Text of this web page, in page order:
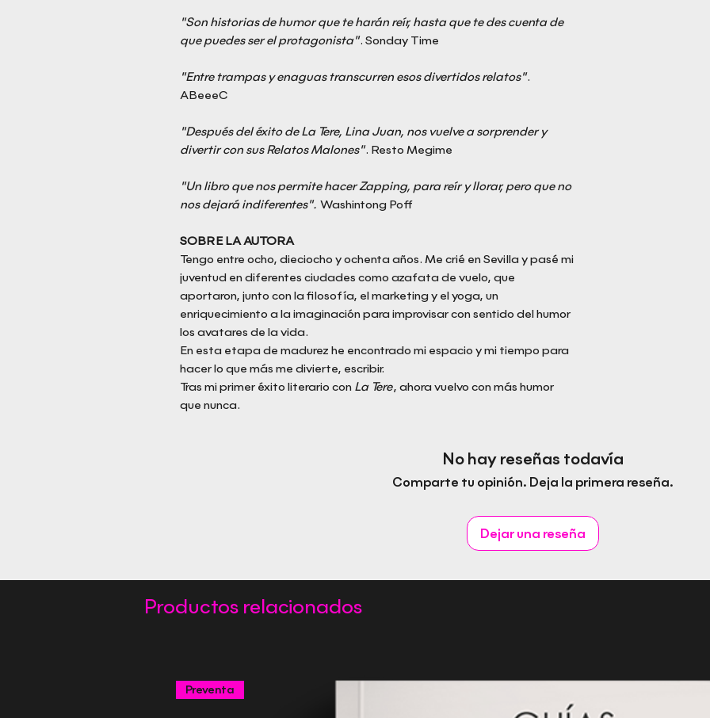
"Son historias de humor que te harán reír, hasta que te des cuenta de
que puedes ser el protagonista". Sonday Time
"Entre trampas y enaguas transcurren esos divertidos relatos".
ABeeeC
"Después del éxito de La Tere, Lina Juan, nos vuelve a sorprender y
divertir con sus Relatos Malones". Resto Megime
"Un libro que nos permite hacer Zapping, para reír y llorar, pero que no
nos dejará indiferentes". Washintong Poff
SOBRE LA AUTORA
Tengo entre ocho, dieciocho y ochenta años. Me crié en Sevilla y pasé mi
juventud en diferentes ciudades como azafata de vuelo, que
aportaron, junto con la filosofía, el marketing y el yoga, un
enriquecimiento a la imaginación para improvisar con sentido del humor
los avatares de la vida.
En esta etapa de madurez he encontrado mi espacio y mi tiempo para
hacer lo que más me divierte, escribir.
Tras mi primer éxito literario con La Tere, ahora vuelvo con más humor
que nunca.
No hay reseñas todavía
Comparte tu opinión. Deja la primera reseña.
Dejar una reseña
Productos relacionados
Preventa